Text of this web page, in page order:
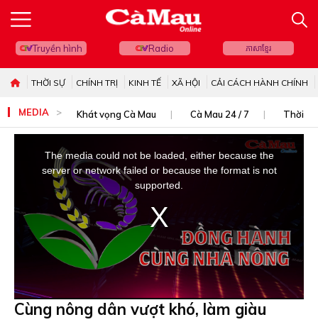
Truyền hình Radio ភាសាខ្មែរ
THỜI SỰ CHÍNH TRỊ KINH TẾ XÃ HỘI CẢI CÁCH HÀNH CHÍNH
MEDIA Khát vọng Cà Mau Cà Mau 24 / 7 Thời sự
window.
The media could not be loaded, either because the
server or network failed or because the format is not
supported.
Cùng nông dân vượt khó, làm giàu